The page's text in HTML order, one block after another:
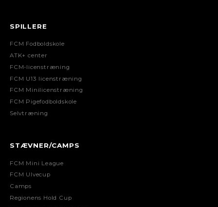
SPILLERE
FCM Fodboldskole
ATK+ center
FCM-licenstræning
FCM U13 licenstræning
FCM Minilicenstræning
FCM Pigefodboldskole
Selvtræning
STÆVNER/CAMPS
FCM Mini League
FCM Ulvecup
Camps
Regionens Hold Cup